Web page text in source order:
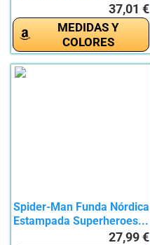
37,01 €
MEDIDAS Y
COLORES
Spider-Man Funda Nórdica
Estampada Superheroes...
27,99 €